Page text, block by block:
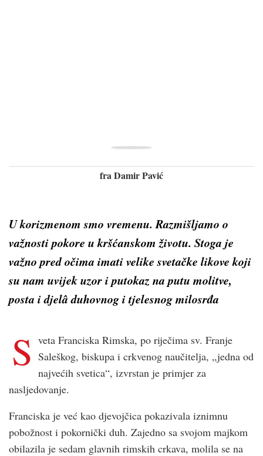
fra Damir Pavić
U korizmenom smo vremenu. Razmišljamo o
važnosti pokore u krš­ćanskom životu. Stoga je
važno pred očima imati velike svetačke likove koji
su nam uvijek uzor i putokaz na putu molitve,
posta i djelâ duhovnog i tjelesnog milosrđa
S veta Franciska Rimska, po riječima sv. Franje
Saleškog, biskupa i crk­venog naučitelja, „jedna od
najvećih svetica“, izvrstan je primjer za
nasljedovanje.
Franciska je već kao djevojčica pokazivala iznimnu
pobožnost i pokornički duh. Zajedno sa svojom majkom
obilazila je sedam glavnih rimskih crkava, molila se na